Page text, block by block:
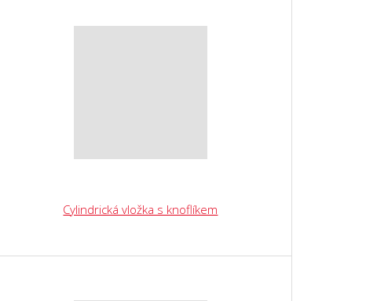
Cylindrická vložka s knoflíkem